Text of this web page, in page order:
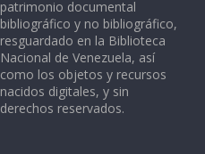
patrimonio documental
bibliográfico y no bibliográfico,
resguardado en la Biblioteca
Nacional de Venezuela, así
como los objetos y recursos
nacidos digitales, y sin
derechos reservados.